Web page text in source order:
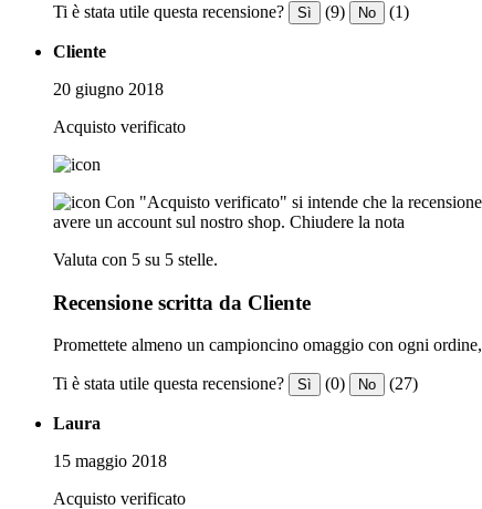
Ti è stata utile questa recensione? Sì (9) No (1)
Cliente
20 giugno 2018
Acquisto verificato
Con "Acquisto verificato" si intende che la
avere un account sul nostro shop. Chiudere la nota
Valuta con 5 su 5 stelle.
Recensione scritta da Cliente
Promettete almeno un campioncino omaggio con ogni
Ti è stata utile questa recensione? Sì (0) No (27)
Laura
15 maggio 2018
Acquisto verificato